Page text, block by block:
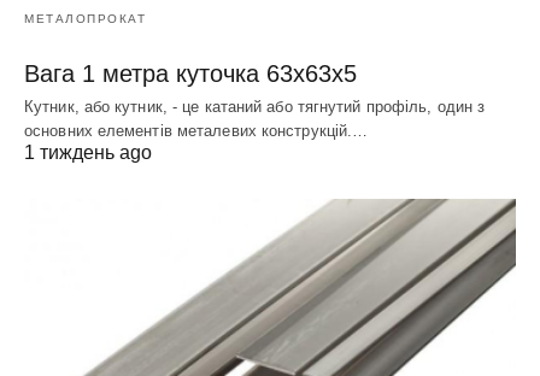
МЕТАЛОПРОКАТ
Вага 1 метра куточка 63х63х5
Кутник, або кутник, - це катаний або тягнутий профіль, один з
основних елементів металевих конструкцій.…
1 тиждень ago